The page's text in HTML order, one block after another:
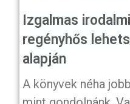
Izgalmas
regényhős
alapján
A könyvek néha